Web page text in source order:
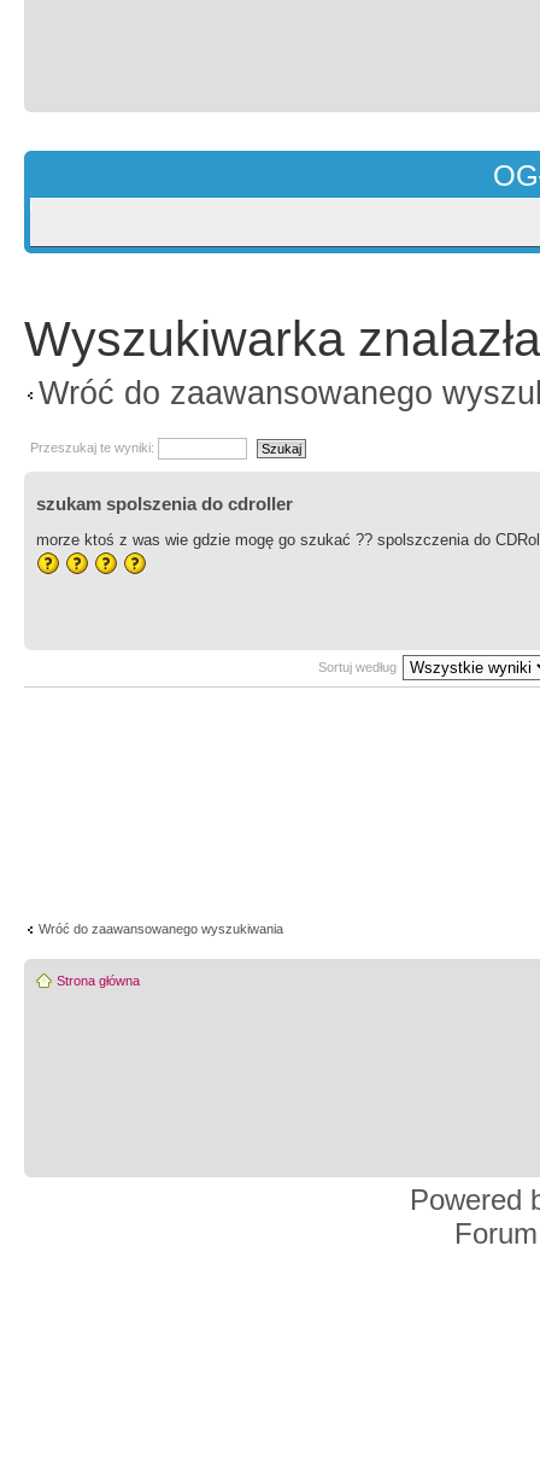
Wyszukiwarka
Wróć do zaawansowanego
Przeszukaj te wyniki:
szukam spolszenia do cdroller
morze ktoś z was wie gdzie mogę go szukać ?? spolszczenia do
Sortuj według
Wróć do zaawansowanego wyszukiwania
Strona główna
Powered